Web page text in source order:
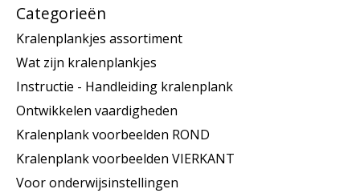
Categorieën
Kralenplankjes assortiment
Wat zijn kralenplankjes
Instructie - Handleiding kralenplank
Ontwikkelen vaardigheden
Kralenplank voorbeelden ROND
Kralenplank voorbeelden VIERKANT
Voor onderwijsinstellingen